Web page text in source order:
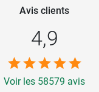
Avis clients
4,9
Voir les 58579 avis